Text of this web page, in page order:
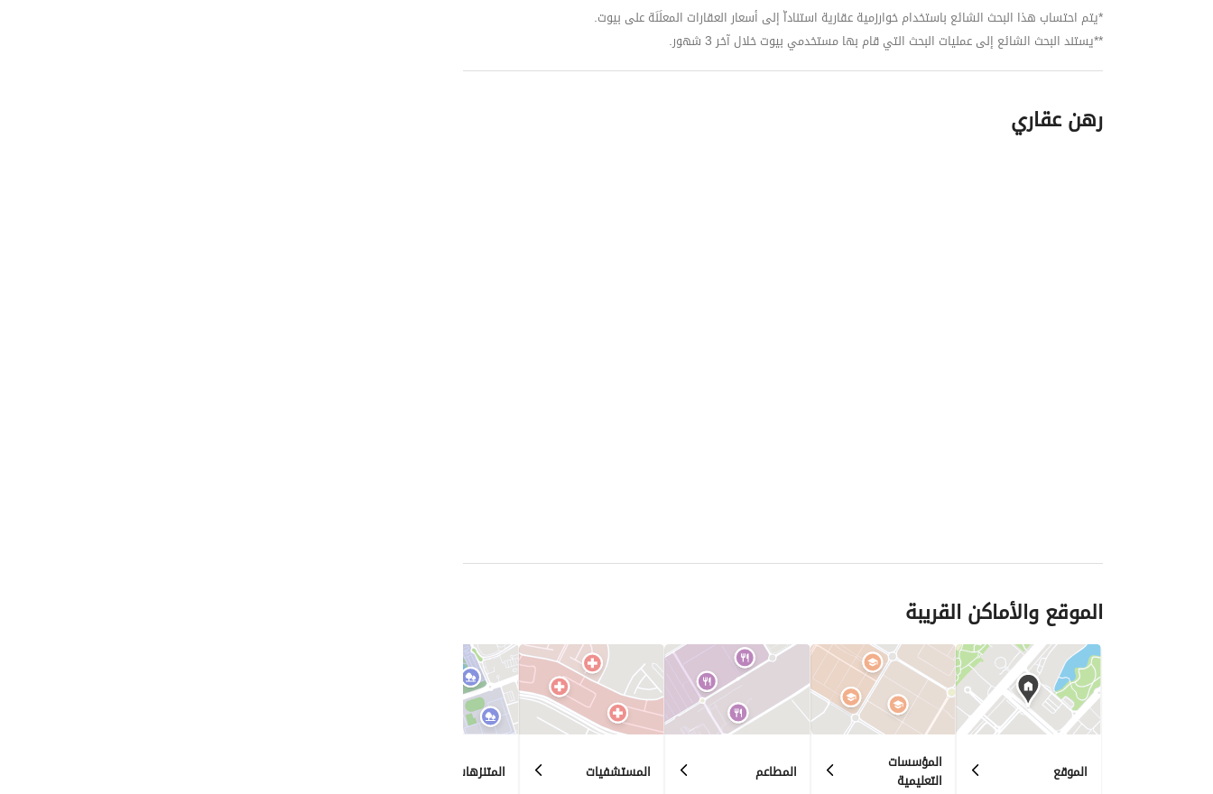
*يتم احتساب هذا البحث الشائع باستخدام خوارزمية عقارية استناداّ إلى أسعار العقارات المعلَنَة على بيوت.
**يستند البحث الشائع إلى عمليات البحث التي قام بها مستخدمي بيوت خلال آخر 3 شهور.
رهن عقاري
الموقع والأماكن القريبة
الموقع المؤسسات
التعليمية المطاعم المستشفيات المتنزهات